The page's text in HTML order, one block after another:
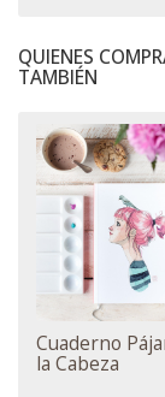
QUIENES
TAMBIÉN
Cuaderno
la Cabeza